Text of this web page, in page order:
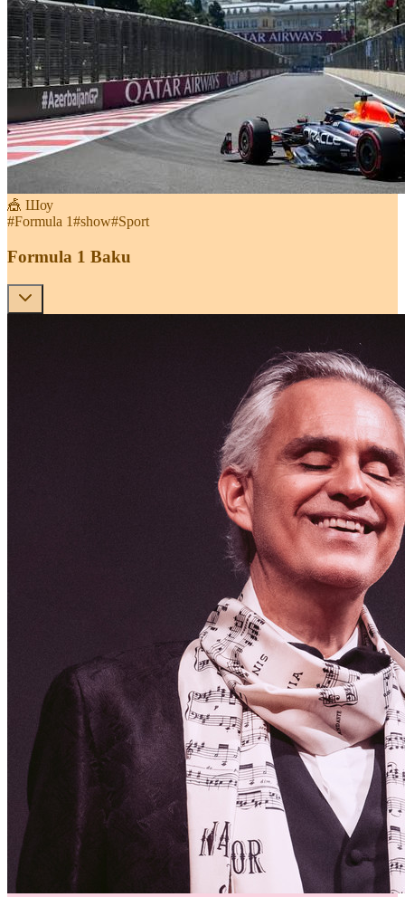
🎪 Шоу
#Formula 1#show#Sport
Formula 1 Baku